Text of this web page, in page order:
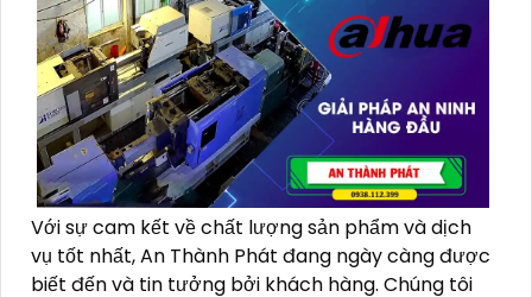
Với sự cam kết về chất lượng sản phẩm và dịch
vụ tốt nhất, An Thành Phát đang ngày càng được
biết đến và tin tưởng bởi khách hàng. Chúng tôi